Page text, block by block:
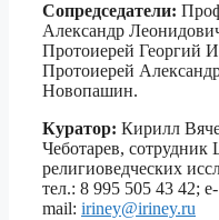
Сопредседатели:
Александр
Протоиерей Георгий
Протоиерей
Новопашин.
Куратор: Кирилл
Чеботарев, сотрудник
религиоведческих
тел.: 8 995 505 43 42; e-
mail: iriney@iriney.ru